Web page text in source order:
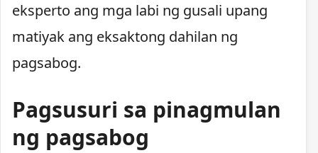
eksperto ang mga labi ng gusali upang
matiyak ang eksaktong dahilan ng
pagsabog.
Pagsusuri sa pinagmulan
ng pagsabog